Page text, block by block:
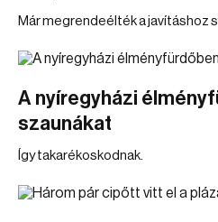
Már megrendeélték a javításhoz
A nyíregyházi
szaunákat
Így takarékoskodnak.